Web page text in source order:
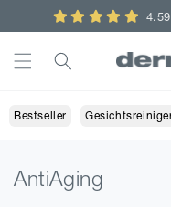
zum
Inhalt
Punkte
Bestseller
K
AntiAging